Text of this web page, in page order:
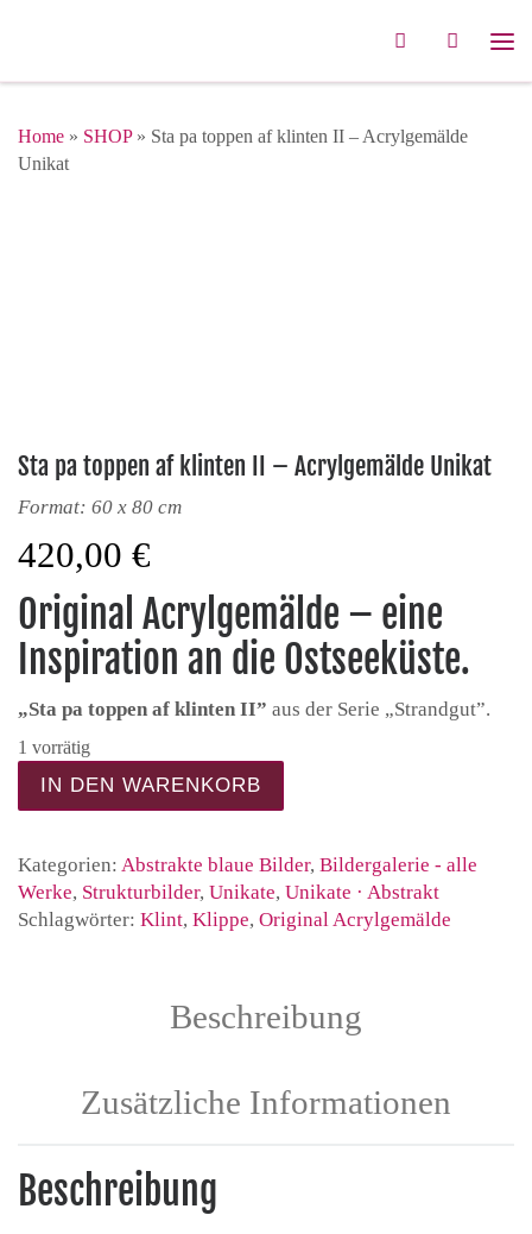
Search
Home » SHOP» Sta pa toppen af klinten II – Acrylgemälde
Unikat
Sta pa toppen af klinten II – Acrylgemälde Unikat
Format: 60 x 80 cm
420,00 €
Original Acrylgemälde – eine
Inspiration an die Ostseeküste.
„Sta pa toppen af klinten II” aus der Serie „Strandgut”.
1 vorrätig
IN DEN WARENKORB
Kategorien: Abstrakte blaue Bilder, Bildergalerie - alle
Werke, Strukturbilder, Unikate, Unikate · Abstrakt
Schlagwörter: Klint, Klippe, Original Acrylgemälde
Beschreibung
Zusätzliche Informationen
Beschreibung